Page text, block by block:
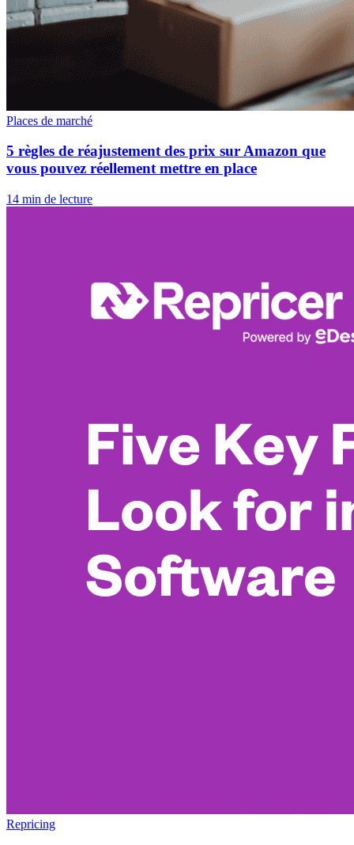
Places de marché
5 règles de réajustement des prix sur Amazon que
vous pouvez réellement mettre en place
14 min de lecture
Repricing